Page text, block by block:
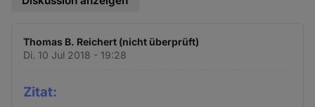
Thomas B. Reichert (nicht überprüft)
Di. 10 Jul 2018 - 19:28
Zitat: